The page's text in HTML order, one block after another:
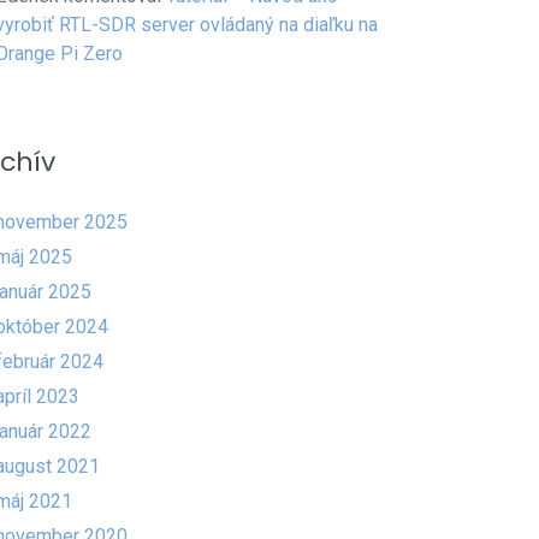
RTL-SDR server ovládaný na diaľku na
Pi Zero
2025
2025
2025
2024
2024
2023
2022
2021
2021